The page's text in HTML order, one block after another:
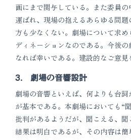
画にまで関与している。また委員
運ばれ、現場の抱えるあらゆる問
方も少なくない。劇場について求
ディネーションなのである。今後
なれば幸いである。建設的なご意見
3. 劇場の音響設計
劇場の音響といえば、何よりも台
が基本である。本劇場においても“
批判があるようだが、聞こえる、
結果は明白であるが、その内容は